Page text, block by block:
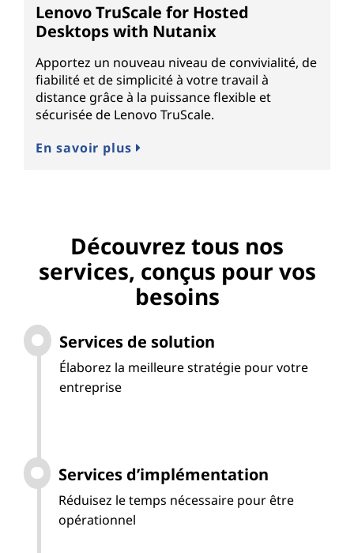
Lenovo TruScale for Hosted
Desktops with Nutanix
Apportez un nouveau niveau de convivialité, de
fiabilité et de simplicité à votre travail à
distance grâce à la puissance flexible et
sécurisée de Lenovo TruScale.
En savoir plus
Découvrez tous nos
services, conçus pour vos
besoins
Services de solution
Élaborez la meilleure stratégie pour votre
entreprise
Services d’implémentation
Réduisez le temps nécessaire pour être
opérationnel